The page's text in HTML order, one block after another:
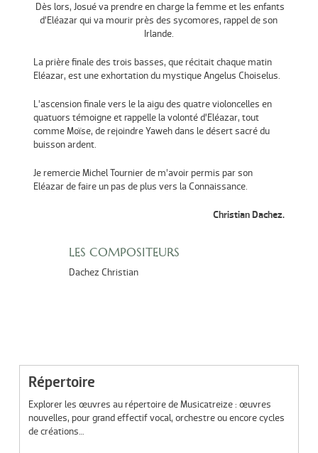
Dès lors, Josué va prendre en charge la femme et les enfants
d’Eléazar qui va mourir près des sycomores, rappel de son
Irlande.
La prière finale des trois basses, que récitait chaque matin
Eléazar, est une exhortation du mystique Angelus Choiselus.
L’ascension finale vers le la aigu des quatre violoncelles en
quatuors témoigne et rappelle la volonté d’Eléazar, tout
comme Moïse, de rejoindre Yaweh dans le désert sacré du
buisson ardent.
Je remercie Michel Tournier de m’avoir permis par son
Eléazar de faire un pas de plus vers la Connaissance.
Christian Dachez.
LES COMPOSITEURS
Dachez Christian
Répertoire
Explorer les œuvres au répertoire de Musicatreize : œuvres
nouvelles, pour grand effectif vocal, orchestre ou encore cycles
de créations…